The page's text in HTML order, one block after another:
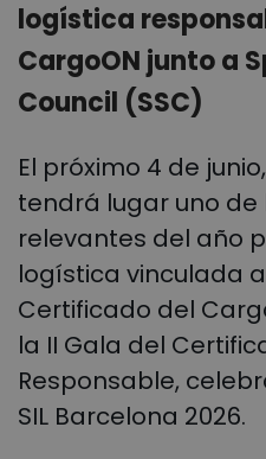
logística
CargoON junto a
Council (SSC)
El próximo 4 de junio,
tendrá lugar uno
relevantes del año
logística vinculada
Certificado del
la II Gala del
Responsable,
SIL Barcelona 2026.